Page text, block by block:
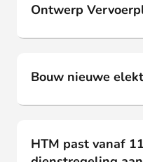
Ontwerp
Persbericht 20 feb.
Bouw nieuwe
Persbericht 14 feb.
HTM past vanaf